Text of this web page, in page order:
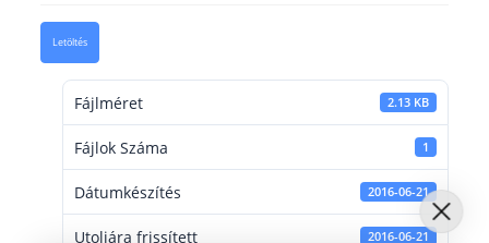
Letöltés
Fájlméret 2.13 KB
Fájlok Száma 1
Dátumkészítés 2016-06-21
Utoljára frissített 2016-06-21